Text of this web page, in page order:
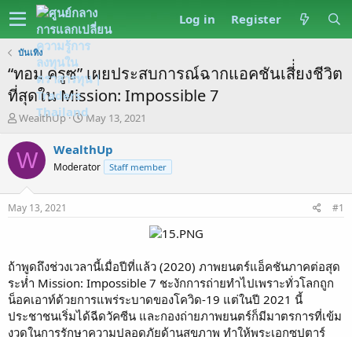
Log in Register
บันเทิง
“ทอม ครูซ” เผยประสบการณ์ฉากแอคชันเสี่่ยงชีวิต
ที่สุดใน Mission: Impossible 7
T
r
e
a
t
e
r
WealthUp
S
a
t
May 13, 2021
W WealthUp
Moderator Staff member
May 13, 2021 #1
ถ้าพูดถึงช่วงเวลานี้เมื่อปีที่แล้ว (2020) ภาพยนตร์แอ็คชันภาคต่อสุด
ระห่ำ Mission: Impossible 7 ชะงักการถ่ายทำไปเพราะทั่วโลกถูก
น็อคเอาท์ด้วยการแพร่ระบาดของโควิด-19 แต่ในปี 2021 นี้
ประชาชนเริ่มได้ฉีดวัคซีน และกองถ่ายภาพยนตร์ก็มีมาตรการที่เข้ม
งวดในการรักษาความปลอดภัยด้านสุขภาพ ทำให้พระเอกซุปตาร์